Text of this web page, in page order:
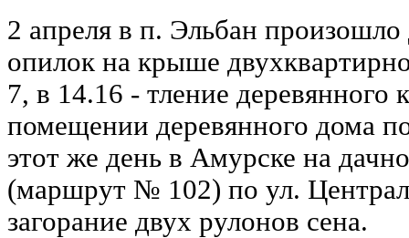
2 апреля в п. Эльбан произошло
опилок на крыше
7, в 14.16 - тление деревянного
помещении деревянного дома
этот же день в Амурске на
(маршрут № 102) по ул.
загорание двух рулонов сена.